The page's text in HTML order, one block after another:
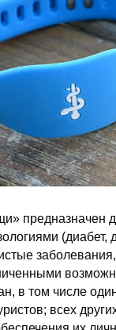
предназначен
(диабет,
в том числе
всех